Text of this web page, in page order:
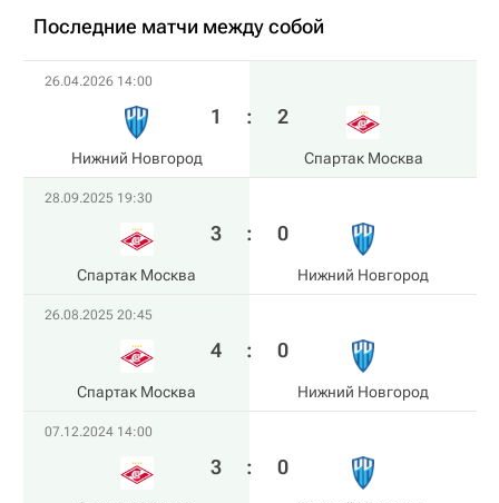
Последние матчи между собой
26.04.2026 14:00
Нижний Новгород
1 : 2
Спартак Москва
28.09.2025 19:30
Спартак Москва
3 : 0
Нижний Новгород
26.08.2025 20:45
Спартак Москва
4 : 0
Нижний Новгород
07.12.2024 14:00
3 : 0